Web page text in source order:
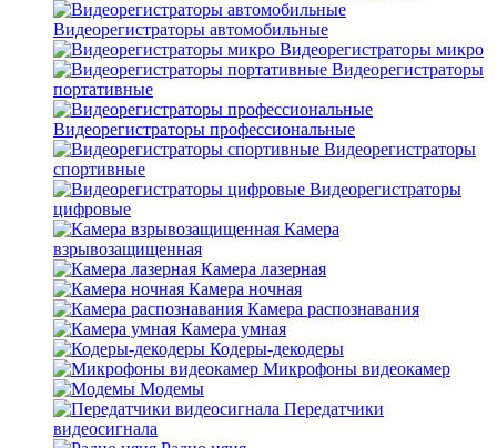
Видеорегистраторы автомобильные
Видеорегистраторы микро
Видеорегистраторы
портативные
Видеорегистраторы профессиональные
Видеорегистраторы
спортивные
Видеорегистраторы
цифровые
Камера
взрывозащищенная
Камера лазерная
Камера ночная
Камера распознавания
Камера умная
Кодеры-декодеры
Микрофоны видеокамер
Модемы
Передатчики
видеосигнала